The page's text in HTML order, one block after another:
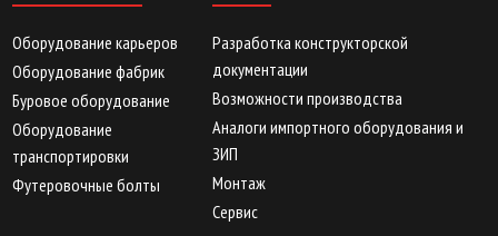
Оборудование карьеров
Оборудование фабрик
Буровое оборудование
Оборудование
транспортировки
Футеровочные болты
Разработка конструкторской
документации
Возможности производства
Аналоги импортного оборудования и
ЗИП
Монтаж
Сервис